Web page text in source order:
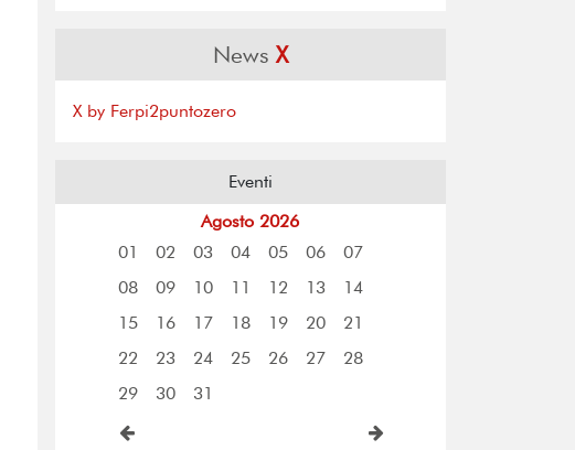
NewsX
X by Ferpi2puntozero
Eventi
Agosto 2026
01
02 03 04 05 06
07
08
09 10 11 12 13
14
15
16 17 18 19 20
21
22
23 24 25 26 27
28
29
30 31